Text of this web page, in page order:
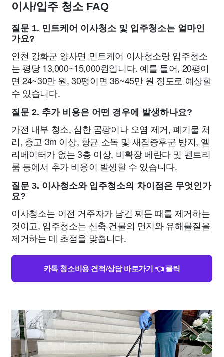
이사/입주 청소 FAQ
질문 1. 민트케어 이사청소 및 입주청소는 얼마인
가요?
인천 강화군 양사면 민트케어 이사청소랑 입주청소
는 평당 13,000~15,000원입니다. 예를 들어, 20평이
면 24~30만 원, 30평이면 36~45만 원 정도로 예상할
수 있습니다.
질문 2. 추가 비용은 어떤 경우에 발생하나요?
가전 내부 청소, 심한 곰팡이나 오염 제거, 폐기물 처
리, 층고 3m 이상, 항균 소독 및 새집증후군 방지, 엘
리베이터가 없는 3층 이상, 비확장 베란다 및 펜트리
룸 등에서 추가 비용이 발생할 수 있습니다.
질문 3. 이사청소와 입주청소의 차이점은 무엇인가
요?
이사청소는 이전 거주자가 남긴 찌든 때를 제거하는
것이고, 입주청소는 신축 건물의 먼지와 유해물질을
제거하는 데 초점을 맞춥니다.
카톡 청소비용 견적/상담 바로가기 👈 클릭